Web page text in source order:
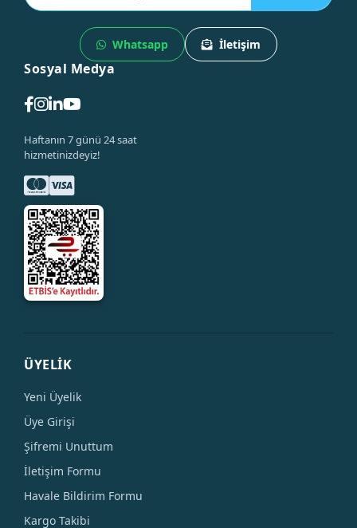
Whatsapp İletişim
Sosyal Medya
Haftanın 7 günü 24 saat
hizmetinizdeyiz!
ÜYELİK
Yeni Üyelik
Üye Girişi
Şifremi Unuttum
İletişim Formu
Havale Bildirim Formu
Kargo Takibi